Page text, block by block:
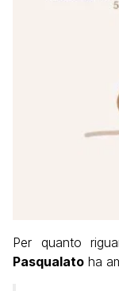
Per quanto
Pasqualato ha